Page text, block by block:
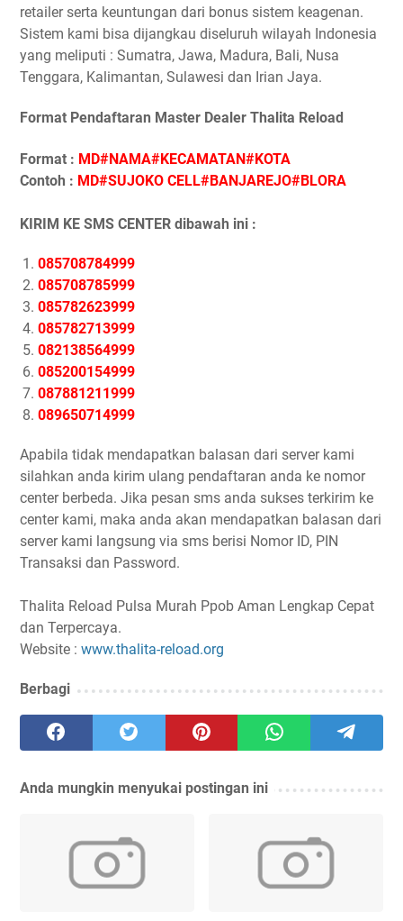
retailer serta keuntungan dari bonus sistem keagenan.
Sistem kami bisa dijangkau diseluruh wilayah Indonesia
yang meliputi : Sumatra, Jawa, Madura, Bali, Nusa
Tenggara, Kalimantan, Sulawesi dan Irian Jaya.
Format Pendaftaran Master Dealer Thalita Reload
Format : MD#NAMA#KECAMATAN#KOTA
Contoh : MD#SUJOKO CELL#BANJAREJO#BLORA
KIRIM KE SMS CENTER dibawah ini :
085708784999
085708785999
085782623999
085782713999
082138564999
085200154999
087881211999
089650714999
Apabila tidak mendapatkan balasan dari server kami
silahkan anda kirim ulang pendaftaran anda ke nomor
center berbeda. Jika pesan sms anda sukses terkirim ke
center kami, maka anda akan mendapatkan balasan dari
server kami langsung via sms berisi Nomor ID, PIN
Transaksi dan Password.
Thalita Reload Pulsa Murah Ppob Aman Lengkap Cepat
dan Terpercaya.
Website : www.thalita-reload.org
Berbagi
Anda mungkin menyukai postingan ini